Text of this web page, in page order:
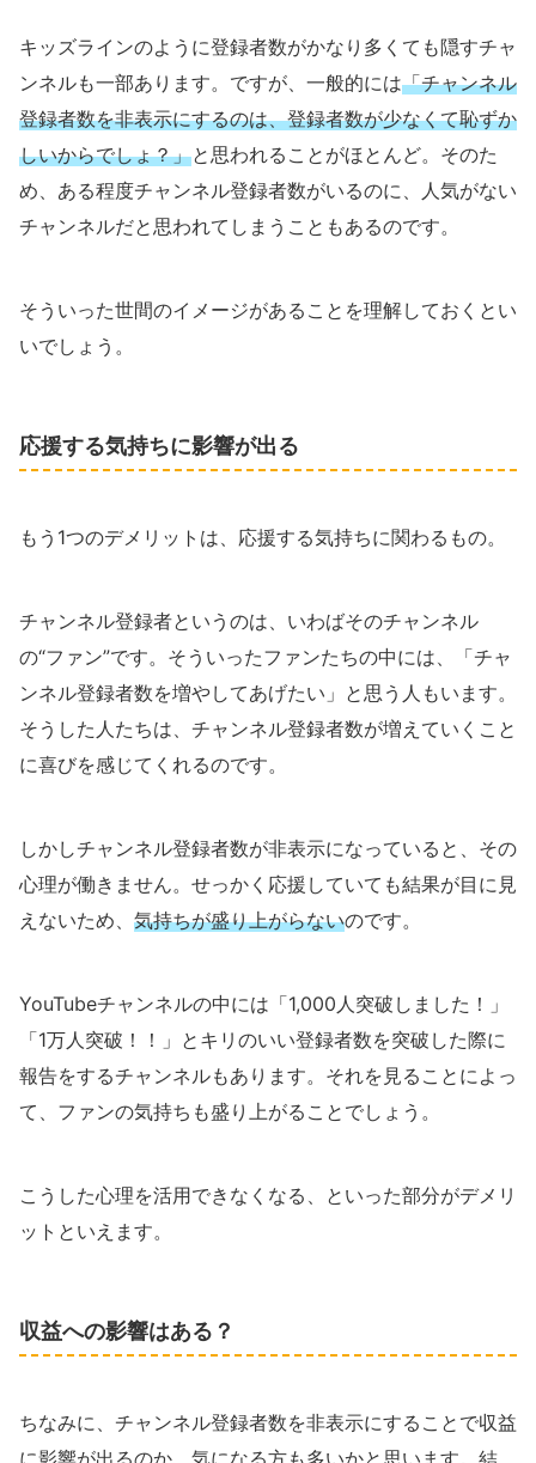
キッズラインのように登録者数がかなり多くても隠すチャ
ンネルも一部あります。ですが、一般的には「チャンネル
登録者数を非表示にするのは、登録者数が少なくて恥ずか
しいからでしょ？」と思われることがほとんど。そのた
め、ある程度チャンネル登録者数がいるのに、人気がない
チャンネルだと思われてしまうこともあるのです。
そういった世間のイメージがあることを理解しておくとい
いでしょう。
応援する気持ちに影響が出る
もう1つのデメリットは、応援する気持ちに関わるもの。
チャンネル登録者というのは、いわばそのチャンネル
の“ファン”です。そういったファンたちの中には、「チャ
ンネル登録者数を増やしてあげたい」と思う人もいます。
そうした人たちは、チャンネル登録者数が増えていくこと
に喜びを感じてくれるのです。
しかしチャンネル登録者数が非表示になっていると、その
心理が働きません。せっかく応援していても結果が目に見
えないため、 気持ちが盛り上がらないのです。
YouTubeチャンネルの中には「1,000人突破しました！」
「1万人突破！！」とキリのいい登録者数を突破した際に
報告をするチャンネルもあります。それを見ることによっ
て、ファンの気持ちも盛り上がることでしょう。
こうした心理を活用できなくなる、といった部分がデメリ
ットといえます。
収益への影響はある？
ちなみに、チャンネル登録者数を非表示にすることで収益